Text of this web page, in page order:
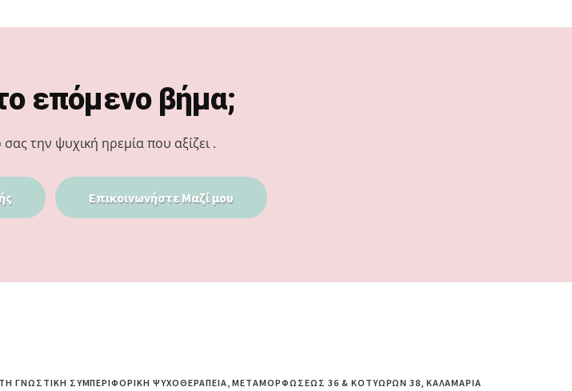
επόμενο βήμα;
την ψυχική ηρεμία που αξίζει .
Επικοινωνήστε Μαζί μου
ΓΝΩΣΤΙΚΉ ΣΥΜΠΕΡΙΦΟΡΙΚΉ ΨΥΧΟΘΕΡΑΠΕΊΑ, ΜΕΤΑΜΟΡΦΏΣΕΩΣ 36 & ΚΟΤΥΏΡΩΝ 38, ΚΑΛΑΜΑΡΙΆ